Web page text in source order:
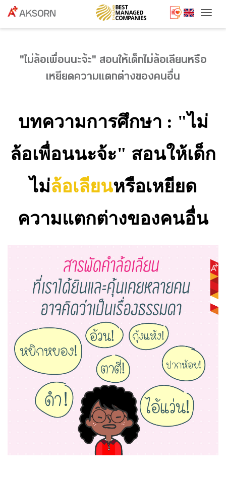
"ไม่ล้อเพื่อนนะจ้ะ" สอนให้เด็กไม่ล้อเลียนหรือ
เหยียดความแตกต่างของคนอื่น
บทความการศึกษา : "ไม่
ล้อเพื่อนนะจ้ะ" สอนให้เด็ก
ไม่ล้อเลียนหรือเหยียด
ความแตกต่างของคนอื่น